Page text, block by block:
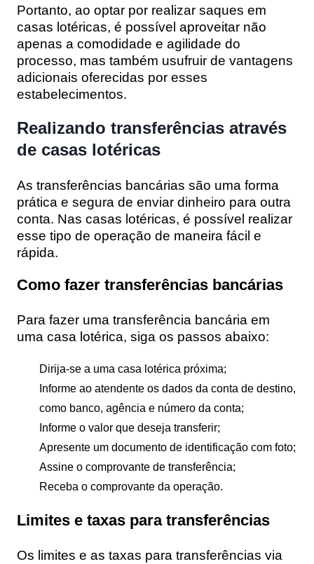
Portanto, ao optar por realizar saques em
casas lotéricas, é possível aproveitar não
apenas a comodidade e agilidade do
processo, mas também usufruir de vantagens
adicionais oferecidas por esses
estabelecimentos.
Realizando transferências através
de casas lotéricas
As transferências bancárias são uma forma
prática e segura de enviar dinheiro para outra
conta. Nas casas lotéricas, é possível realizar
esse tipo de operação de maneira fácil e
rápida.
Como fazer transferências bancárias
Para fazer uma transferência bancária em
uma casa lotérica, siga os passos abaixo:
Dirija-se a uma casa lotérica próxima;
Informe ao atendente os dados da conta de destino,
como banco, agência e número da conta;
Informe o valor que deseja transferir;
Apresente um documento de identificação com foto;
Assine o comprovante de transferência;
Receba o comprovante da operação.
Limites e taxas para transferências
Os limites e as taxas para transferências via